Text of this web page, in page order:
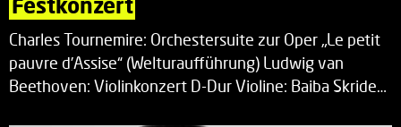
Charles Tournemire: Orchestersuite zur Oper „Le petit
pauvre d’Assise“ (Welturaufführung) Ludwig van
Beethoven: Violinkonzert D-Dur Violine: Baiba Skride…